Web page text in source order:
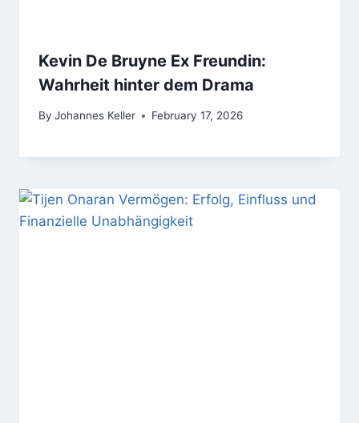
Kevin De Bruyne Ex Freundin:
Wahrheit hinter dem Drama
By Johannes Keller February 17, 2026